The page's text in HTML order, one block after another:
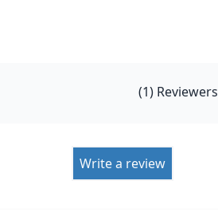
(1) Reviewers
Write a review